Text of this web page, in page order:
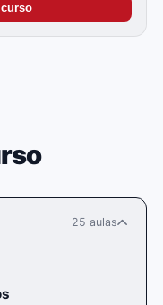
25 aulas